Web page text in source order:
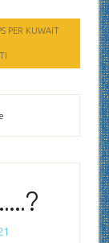
PER KUWAIT